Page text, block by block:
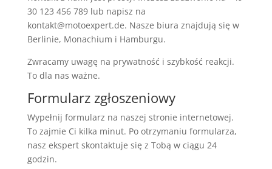
30 123 456 789 lub napisz na
kontakt@motoexpert.de. Nasze biura znajdują się w
Berlinie, Monachium i Hamburgu.
Zwracamy uwagę na prywatność i szybkość reakcji.
To dla nas ważne.
Formularz zgłoszeniowy
Wypełnij formularz na naszej stronie internetowej.
To zajmie Ci kilka minut. Po otrzymaniu formularza,
nasz ekspert skontaktuje się z Tobą w ciągu 24
godzin.